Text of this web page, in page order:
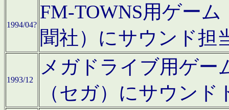
1994/04?
FM-TOWNS用ゲー
聞社）にサウンド担
1993/12
メガドライブ用ゲー
（セガ）にサウン